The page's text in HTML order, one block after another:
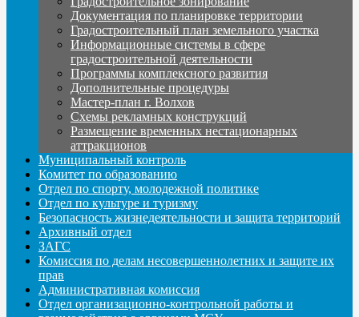
Документация по планировке территории
Градостроительный план земельного участка
Информационные системы в сфере
градостроительной деятельности
Программы комплексного развития
Дополнительные процедуры
Мастер-план г. Волхов
Схемы рекламных конструкций
Размещение временных нестационарных
аттракционов
Муниципальный контроль
Комитет по образованию
Отдел по спорту, молодежной политике
Отдел по культуре и туризму
Безопасность жизнедеятельности и защита территорий
Архивный отдел
ЗАГС
Комиссия по делам несовершеннолетних и защите их
прав
Административная комиссия
Отдел организационно-контрольной работы и